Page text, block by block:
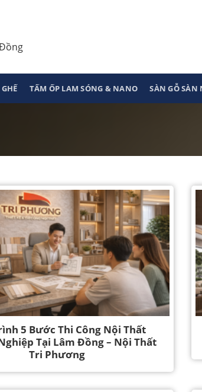
TẤM ỐP LAM SÓNG & NANO SÀN GỖ
5 Bước Thi Công Nội Thất
Tại Lâm Đồng – Nội Thất
Tri Phương